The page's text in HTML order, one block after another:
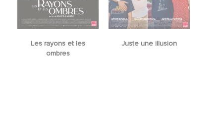
Les rayons et les
ombres
Juste une illusion